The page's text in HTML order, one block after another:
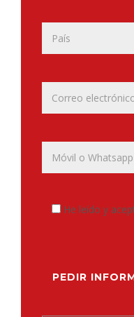
He leído y
PEDIR